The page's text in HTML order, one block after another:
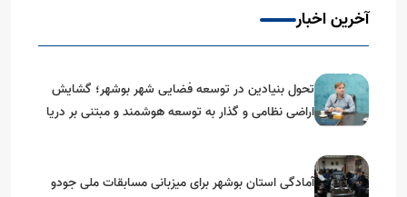
آخرین اخبار
تحول بنیادین در توسعه فضایی شهر بوشهر؛ گشایش
اراضی نظامی و گذار به توسعه هوشمند و مبتنی بر دریا
آمادگی استان بوشهر برای میزبانی مسابقات ملی جودو